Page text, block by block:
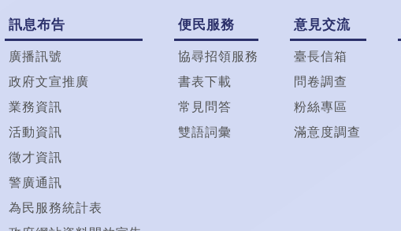
訊息布告
廣播訊號
政府文宣推廣
業務資訊
活動資訊
徵才資訊
警廣通訊
為民服務統計表
便民服務
協尋招領服務
書表下載
常見問答
雙語詞彙
意見交流
臺長信箱
問卷調查
粉絲專區
滿意度調查